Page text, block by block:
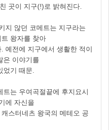
곳이 지구(!)로 밝혀진다.
지 않던 코메트는 지구라는
왕자를 찾아
예전에 지구에서 생활한 적이
은 이야기를
기 때문.
트는 우여곡절끝에 후지요시
에 자신을
스터네츠 왕국의 메테오 공